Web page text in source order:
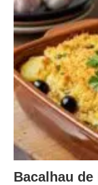
Bacalhau